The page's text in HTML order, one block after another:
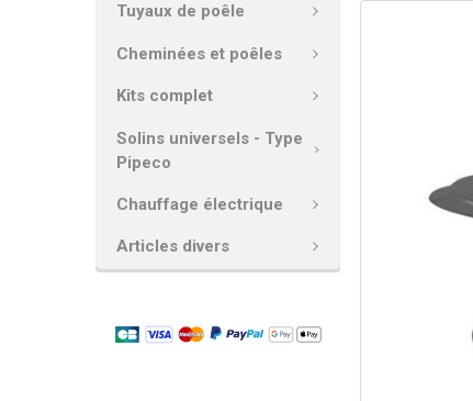
Tuyaux de poêle
Cheminées et poêles
Kits complet
Solins universels - Type
Pipeco
Chauffage électrique
Articles divers
AJOUTER